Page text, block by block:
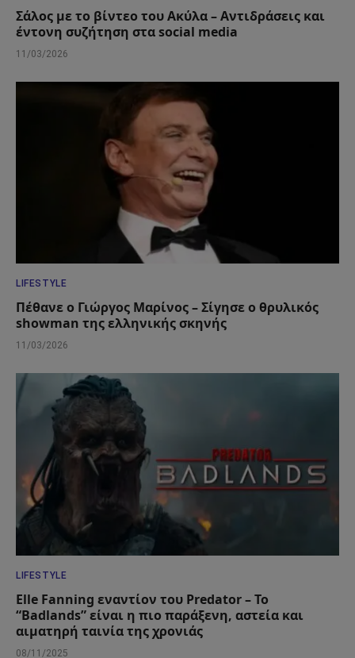
Σάλος με το βίντεο του Ακύλα – Αντιδράσεις και
έντονη συζήτηση στα social media
11/03/2026
LIFESTYLE
Πέθανε ο Γιώργος Μαρίνος – Σίγησε ο θρυλικός
showman της ελληνικής σκηνής
11/03/2026
LIFESTYLE
Elle Fanning εναντίον του Predator – Το
“Badlands” είναι η πιο παράξενη, αστεία και
αιματηρή ταινία της χρονιάς
08/11/2025